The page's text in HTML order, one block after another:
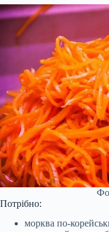
Потрібно:
морква по-